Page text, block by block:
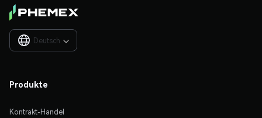
Deutsch 
Produkte
Kontrakt-Handel